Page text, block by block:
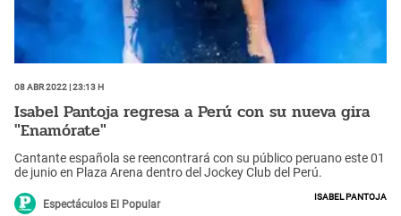
08 Abr 2022 | 23:13 h
Isabel Pantoja regresa a Perú con su nueva gira
"Enamórate"
Cantante española se reencontrará con su público peruano este 01
de junio en Plaza Arena dentro del Jockey Club del Perú.
Espectáculos El Popular
Isabel Pantoja